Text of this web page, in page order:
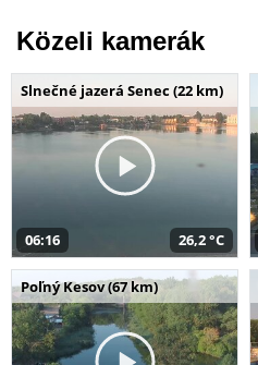
Közeli kamerák
Slnečné jazerá Senec (22 km)
06:16 26,2 °C
Poľný Kesov (67 km)